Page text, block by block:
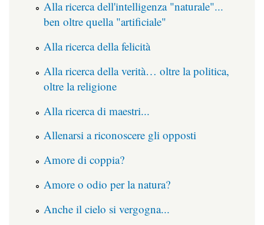
Alla ricerca dell'intelligenza "naturale"...
ben oltre quella "artificiale"
Alla ricerca della felicità
Alla ricerca della verità… oltre la politica,
oltre la religione
Alla ricerca di maestri...
Allenarsi a riconoscere gli opposti
Amore di coppia?
Amore o odio per la natura?
Anche il cielo si vergogna...